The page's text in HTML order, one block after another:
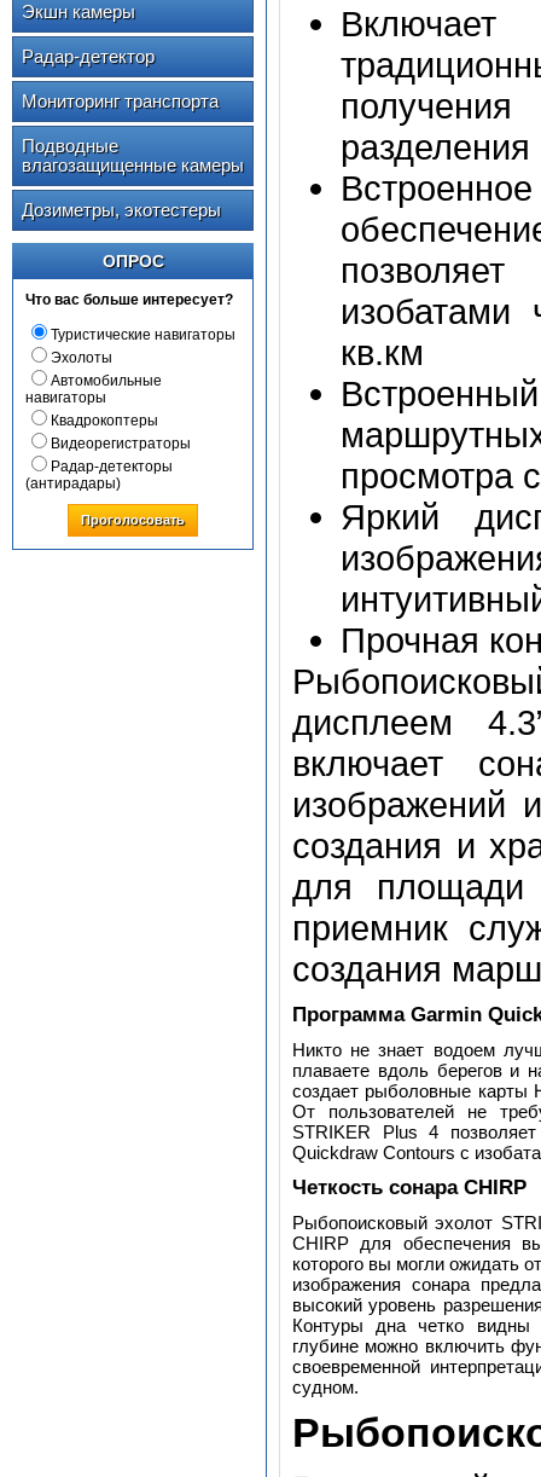
Экшн камеры
Радар-детектор
Мониторинг транспорта
Подводные
влагозащищенные камеры
Дозиметры, экотестеры
ОПРОС
Что вас больше интересует?
Туристические навигаторы
Эхолоты
Автомобильные
навигаторы
Квадрокоптеры
Видеорегистраторы
Радар-детекторы
(антирадары)
Проголосовать
кв.км
просмотра
Яркий
Прочная
дисплеем
включает
изображений
создания и
для
приемник
создания
Программа Garmin
Никто не знает водоем
плаваете вдоль берегов и
создает рыболовные карты
От пользователей не
STRIKER Plus 4
Quickdraw Contours с
Четкость сонара CHIRP
Рыбопоисковый эхолот
CHIRP для обеспечения
которого вы могли ожидать
изображения сонара
высокий уровень
Контуры дна четко
глубине можно включить
своевременной
судном.